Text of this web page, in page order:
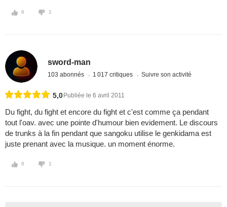
0 1
sword-man
103 abonnés 1 017 critiques Suivre son activité
5,0 Publiée le 6 avril 2011
Du fight, du fight et encore du fight et c'est comme ça pendant
tout l'oav. avec une pointe d'humour bien evidement. Le discours
de trunks à la fin pendant que sangoku utilise le genkidama est
juste prenant avec la musique. un moment énorme.
0 1